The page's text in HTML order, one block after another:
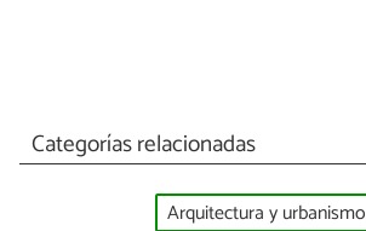
Categorías relacionadas
Arquitectura y urbanismo